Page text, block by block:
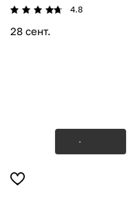
4.8
28 сент.